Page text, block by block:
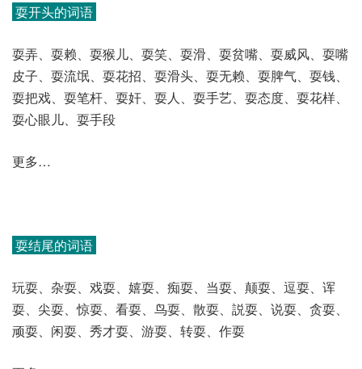
耍开头的词语
耍弄、耍赖、耍猴儿、耍笑、耍滑、耍贫嘴、耍威风、耍嘴
皮子、耍流氓、耍花招、耍滑头、耍无赖、耍脾气、耍钱、
耍把戏、耍笔杆、耍奸、耍人、耍手艺、耍态度、耍花样、
耍心眼儿、耍手段
更多…
耍结尾的词语
玩耍、杂耍、戏耍、嬉耍、痴耍、当耍、颠耍、逗耍、诨
耍、尖耍、惊耍、看耍、鸟耍、散耍、説耍、说耍、贪耍、
顽耍、闲耍、秀才耍、游耍、转耍、作耍